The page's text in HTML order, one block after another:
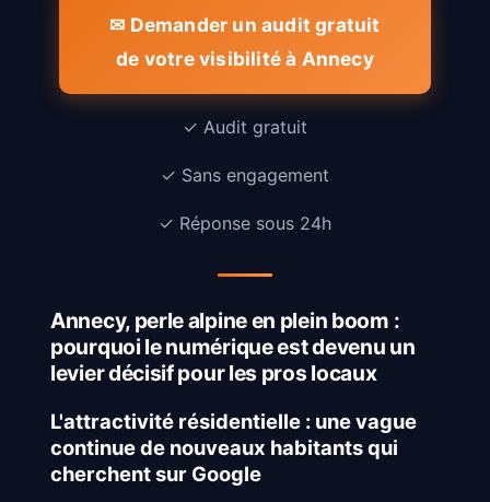
✉ Demander un audit gratuit
de votre visibilité à Annecy
✓ Audit gratuit
✓ Sans engagement
✓ Réponse sous 24h
Annecy, perle alpine en plein boom :
pourquoi le numérique est devenu un
levier décisif pour les pros locaux
L'attractivité résidentielle : une vague
continue de nouveaux habitants qui
cherchent sur Google